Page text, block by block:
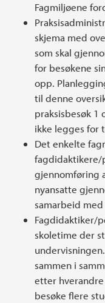
Fagmiljøene
skjema med
som skal
for besøkene
opp.
til denne
praksisbesøk 1
ikke legges for
Det enkelte
gjennomføring
nyansatte
samarbeid
Fagdidaktiker/
skoletime der
sammen i
etter
besøke flere